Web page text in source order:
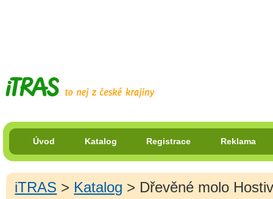
Úvod Katalog Registrace Reklama
iTRAS > Katalog > Dřevěné molo